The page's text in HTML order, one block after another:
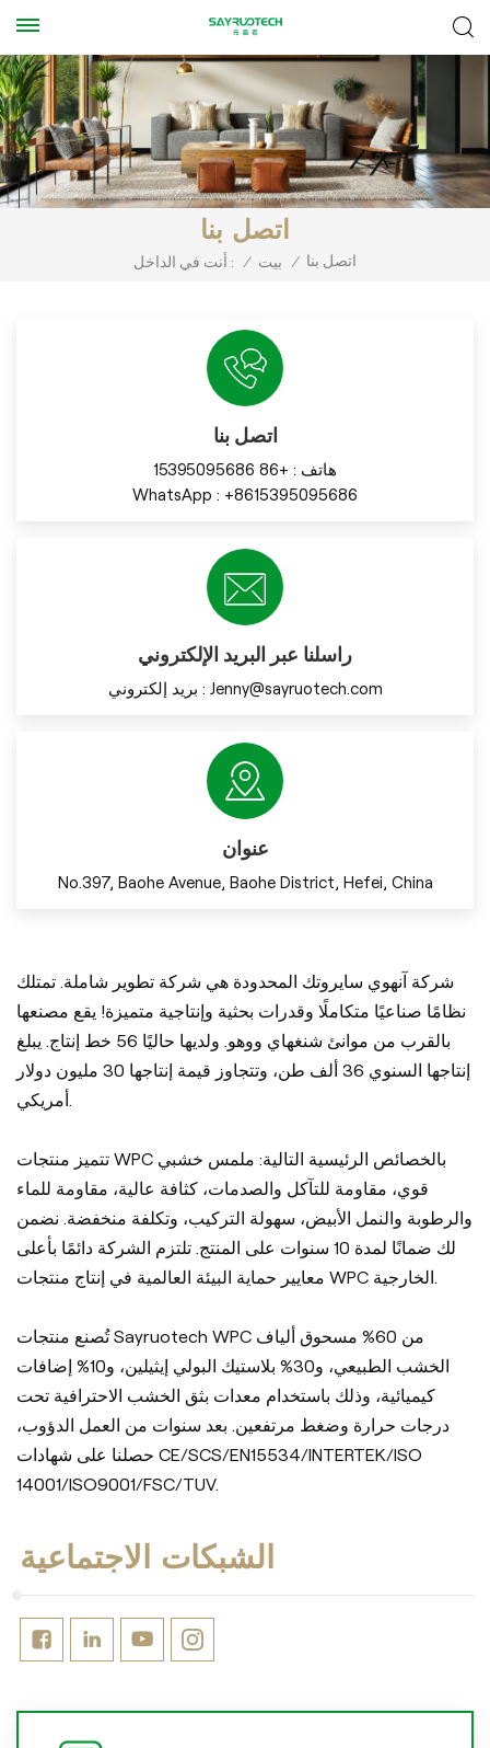
اتصل بنا
أنت في الداخل : / بيت / اتصل بنا
اتصل بنا
هاتف : +86 15395095686
WhatsApp : +8615395095686
راسلنا عبر البريد الإلكتروني
بريد إلكتروني : Jenny@sayruotech.com
عنوان
No.397, Baohe Avenue, Baohe District, Hefei, China
شركة آنهوي سايروتك المحدودة هي شركة تطوير شاملة. تمتلك
نظامًا صناعيًا متكاملًا وقدرات بحثية وإنتاجية متميزة! يقع مصنعها
بالقرب من موانئ شنغهاي ووهو. ولديها حاليًا 56 خط إنتاج. يبلغ
إنتاجها السنوي 36 ألف طن، وتتجاوز قيمة إنتاجها 30 مليون دولار
أمريكي.
تتميز منتجات WPC بالخصائص الرئيسية التالية: ملمس خشبي
قوي، مقاومة للتآكل والصدمات، كثافة عالية، مقاومة للماء
والرطوبة والنمل الأبيض، سهولة التركيب، وتكلفة منخفضة. نضمن
لك ضمانًا لمدة 10 سنوات على المنتج. تلتزم الشركة دائمًا بأعلى
معايير حماية البيئة العالمية في إنتاج منتجات WPC الخارجية.
تُصنع منتجات Sayruotech WPC من 60% مسحوق ألياف
الخشب الطبيعي، و30% بلاستيك البولي إيثيلين، و10% إضافات
كيميائية، وذلك باستخدام معدات بثق الخشب الاحترافية تحت
درجات حرارة وضغط مرتفعين. بعد سنوات من العمل الدؤوب،
حصلنا على شهادات CE/SCS/EN15534/INTERTEK/ISO
14001/ISO9001/FSC/TUV.
الشبكات الاجتماعية